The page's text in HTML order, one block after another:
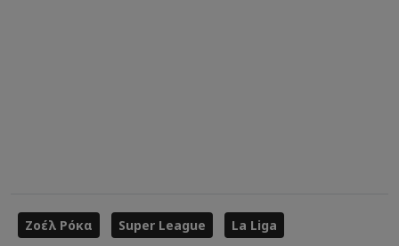
Ζοέλ Ρόκα Super League La Liga